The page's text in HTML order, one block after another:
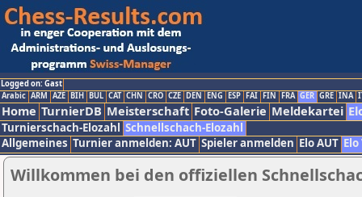
Logged on: Gast
Arabic ARM AZE BIH BUL CAT CHN CRO CZE DEN ENG ESP FAI FIN FRA GER GRE INA
Home TurnierDB Meisterschaft Foto-Galerie Meldekartei
Turnierschach-Elozahl Schnellschach-Elozahl
Allgemeines Turnier anmelden: AUT Spieler anmelden Elo AUT
Willkommen bei den offiziellen